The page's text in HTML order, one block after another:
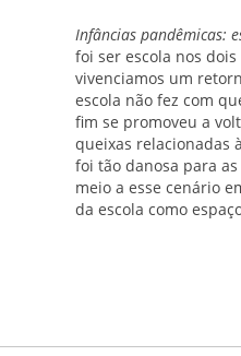
Infâncias pandêmicas:
foi ser escola nos
vivenciamos um
escola não fez com
fim se promoveu a
queixas relacionadas
foi tão danosa para
meio a esse cenário
da escola como